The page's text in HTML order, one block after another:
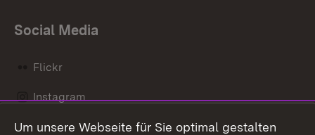
Social Media
Flickr
Instagram
Social Wall
Um unsere Webseite für Sie optimal gestalten